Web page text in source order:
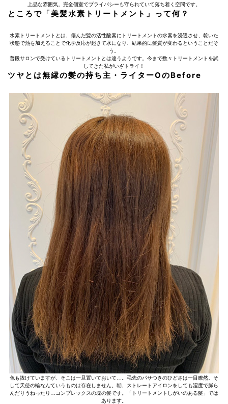
上品な雰囲気。完全個室でプライバシーも守られていて落ち着く空間です。
ところで「美髪水素トリートメント」って何？
水素トリートメントとは、傷んだ髪の活性酸素にトリートメントの水素を浸透させ、乾いた
状態で熱を加えることで化学反応が起きて水になり、結果的に髪質が変わるということだそ
う。
普段サロンで受けているトリートメントとは違うようです。今まで数々トリートメントを試
してきた私がいざトライ！
ツヤとは無縁の髪の持ち主・ライターOのBefore
色も抜けていますが、そこは一旦置いておいて…。毛先のパサつきのひどさは一目瞭然。そ
して天使の輪なんていうものは存在しません。朝、ストレートアイロンをしても湿度で膨ら
んだりうねったり…コンプレックスの塊の髪です。「トリートメントしがいのある髪」では
あります。